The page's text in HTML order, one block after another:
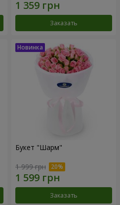
Заказать
Букет "Шарм"
1 999 грн
Заказать